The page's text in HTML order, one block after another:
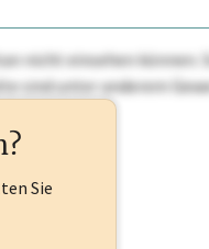
nicht einsehen können.
sind unter anderem
Sie